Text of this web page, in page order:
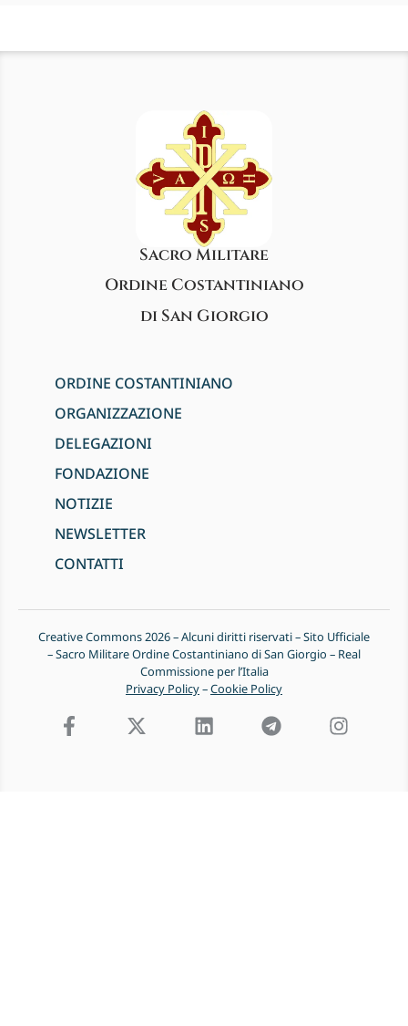
Sacro Militare
Ordine Costantiniano
di San Giorgio
ORDINE COSTANTINIANO
ORGANIZZAZIONE
DELEGAZIONI
FONDAZIONE
NOTIZIE
NEWSLETTER
CONTATTI
Creative Commons 2026 – Alcuni diritti riservati – Sito Ufficiale
– Sacro Militare Ordine Costantiniano di San Giorgio – Real
Commissione per l’Italia
Privacy Policy–Cookie Policy